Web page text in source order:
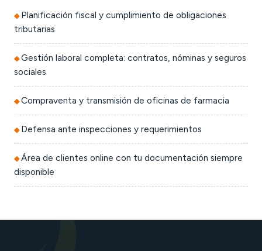
Planificación fiscal y cumplimiento de obligaciones
tributarias
Gestión laboral completa: contratos, nóminas y seguros
sociales
Compraventa y transmisión de oficinas de farmacia
Defensa ante inspecciones y requerimientos
Área de clientes online con tu documentación siempre
disponible